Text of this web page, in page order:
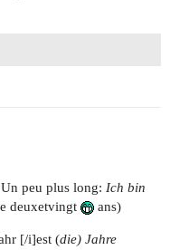
peu plus long: Ich bin
deuxetvingt ans)
[/i]est (die) Jahre